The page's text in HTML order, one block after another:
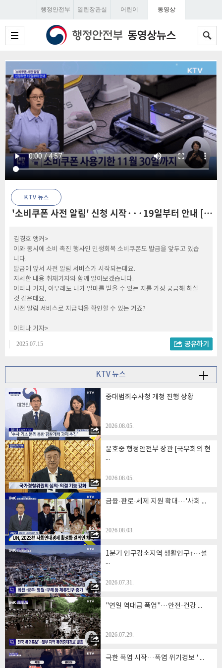
행정안전부 열린장관실 어린이 동영상
KTV 뉴스
'소비쿠폰 사전 알림' 신청 시작···19일부터 안내 [뉴스의 맥]
2025.07.15
김경호 앵커>
이와 동시에 소비 촉진 행사인 민생회복 소비쿠폰도 발급을 앞두고 있습
니다.
발급에 앞서 사전 알림 서비스가 시작되는데요.
자세한 내용 취재기자와 함께 알아보겠습니다.
이리나 기자, 아무래도 내가 얼마를 받을 수 있는 지를 가장 궁금해 하실
것 같은데요.
사전 알림 서비스로 지급액을 확인할 수 있는 거죠?
이리나 기자>
맞습니다, 미리 서비스만 신청하면 19일부터 안내를 받을 수 있는데요.
정부가 14일부터 네이버나 카카오톡, 시중 은행 등 17개 모바일 앱과, 국
다.
이 서비스를 신청하면 19일 오전부터 순차적으로 자신이 받을 수 있는 지
급 금액과 신청 기간, 방법 등을 안내 받을 수 있습니다.
김경호 앵커>
그럼 사전 알림을 받은 후에 곧바로 신청도 가능한 건가요?
이리나 기자>
그렇진 않습니다.
모바일 앱이나 국민 비서로 안내를 받았다고 해서 소비쿠폰이 자동으로
신청되는 건 아닙니다.
신청은 21일부터 카드사의 누리집이나 앱, 은행 영업점을 비롯해 읍면동
주민센터 등에서 별도로 직접 신청해야 합니다.
김경호 앵커>
19일부터 사전 안내를 받고, 신청은 21일부터 별도로 해야겠군요.
신청 기간은 두 차례 운영한다고요?
이리나 기자>
네, 먼저 소비 쿠폰은 두 차례에 나눠서 신청을 받고, 지급됩니다.
1차 신청과 지급 기간은 다음 주 월요일인 7월 21일부터 9월 12일까지고
요.
이어서 9월 22일부터 10월 31일까지 2차 신청과 지급이 이뤄집니다.
특히 신청이 시작되는 첫 주에는 유의하실 게 있는데요.
7월 21일부터 25일까지는 자신의 출생 연도 끝자리에 따라 요일제를 적용
합니다.
아무래도 첫 주에 신청자가 대거 몰릴 것을 고려해서 원활한 운영을 위해
분산한 조치입니다.
미성년자에게도 당연히 쿠폰이 지급됩니다.
미성년자의 경우 주민등록 세대주가 신청하면 되고요.
KTV 뉴스
중대범죄수사청 개청 진행 상황
2026.08.05.
윤호중 행정안전부 장관 [국무회의 현
...
2026.08.05.
금융·판로·세제 지원 확대···'사회 ...
2026.08.03.
1분기 인구감소지역 생활인구↑···설
...
2026.07.31.
"연일 역대급 폭염"···안전·건강 ...
2026.07.29.
극한 폭염 시작···폭염 위기경보 ' ...